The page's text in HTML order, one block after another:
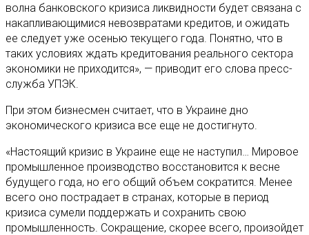
волна банковского кризиса ликвидности будет связана с
накапливающимися невозвратами кредитов, и ожидать
ее следует уже осенью текущего года. Понятно, что в
таких условиях ждать кредитования реального сектора
экономики не приходится», — приводит его слова пресс-
служба УПЭК.
При этом бизнесмен считает, что в Украине дно
экономического кризиса все еще не достигнуто.
«Настоящий кризис в Украине еще не наступил… Мировое
промышленное производство восстановится к весне
будущего года, но его общий объем сократится. Менее
всего оно пострадает в странах, которые в период
кризиса сумели поддержать и сохранить свою
промышленность. Сокращение, скорее всего, произойдет